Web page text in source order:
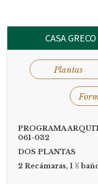
CASA
Plantas
PROGRAMA
061-032
DOS PLANTAS
2 Recámaras, 1 ½